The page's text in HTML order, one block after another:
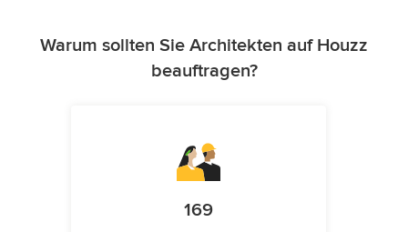
Warum sollten Sie Architekten auf Houzz
beauftragen?
169